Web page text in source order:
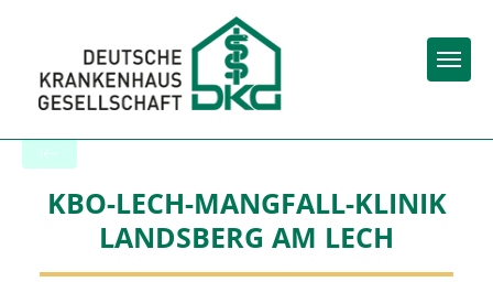
KBO-LECH-MANGFALL-KLINIK
LANDSBERG AM LECH